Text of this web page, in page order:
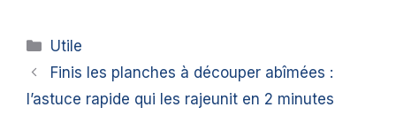
Catégories
Utile
Finis les planches à découper abîmées :
l’astuce rapide qui les rajeunit en 2 minutes